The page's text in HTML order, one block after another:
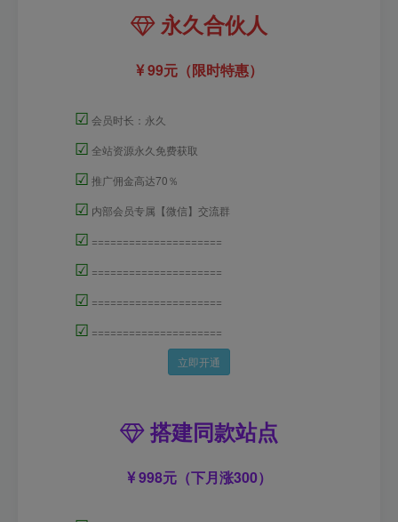
永久合伙人
99元（限时特惠）
☑ 会员时长：永久
☑ 全站资源永久免费获取
☑ 推广佣金高达70％
☑ 内部会员专属【微信】交流群
☑ =====================
☑ =====================
☑ =====================
☑ =====================
立即开通
搭建同款站点
998元（下月涨300）